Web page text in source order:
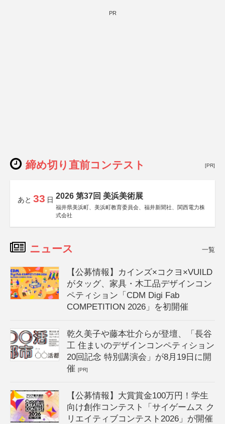
PR
締め切り直前コンテスト [PR]
あと 33 日 2026 第37回 美浜美術展
福井県美浜町、美浜町教育委員会、福井新聞社、関西電力株
式会社
ニュース 一覧
【公募情報】カインズ×コクヨ×VUILD
がタッグ、家具・木工品デザインコン
ペティション「CDM Digi Fab
COMPETITION 2026」を初開催
乾久美子や藤本壮介らが登壇、「長谷
工 住まいのデザインコンペティション
20回記念 特別講演会」が8月19日に開
催[PR]
【公募情報】大賞賞金100万円！学生
向け創作コンテスト「サイゲームス ク
リエイティブコンテスト2026」が開催